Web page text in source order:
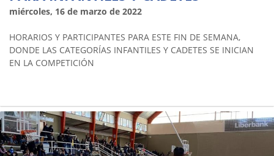
miércoles, 16 de marzo de 2022
HORARIOS Y PARTICIPANTES PARA ESTE FIN DE SEMANA,
DONDE LAS CATEGORÍAS INFANTILES Y CADETES SE INICIAN
EN LA COMPETICIÓN